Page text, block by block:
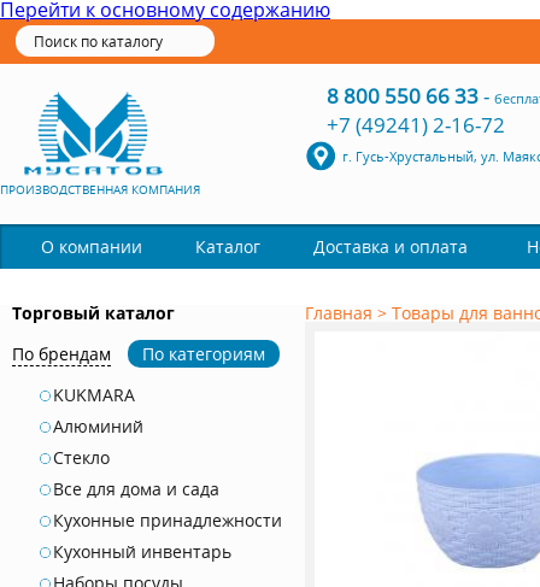
Перейти к основному содержанию
ПРОИЗВОДСТВЕННАЯ КОМПАНИЯ
8 800 550 66 33-
+7 (49241) 2-16-72
г. Гусь-Хрустальный, ул.
О компании Каталог Доставка и оплата
Торговый каталог
По брендам
По категориям
KUKMARA
Алюминий
Стекло
Все для дома и сада
Кухонные принадлежности
Кухонный инвентарь
Главная > Товары для